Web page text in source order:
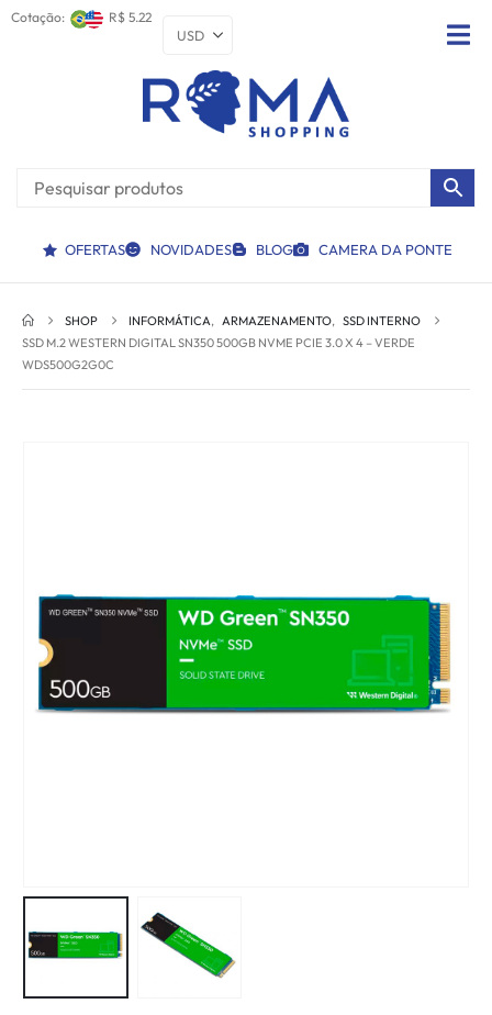
Cotação: R$ 5.22
OFERTAS NOVIDADES BLOG CAMERA DA PONTE
SHOP INFORMÁTICA, ARMAZENAMENTO, SSD INTERNO
SSD M.2 WESTERN DIGITAL SN350 500GB NVME PCIE 3.0 X 4 – VERDE
WDS500G2G0C